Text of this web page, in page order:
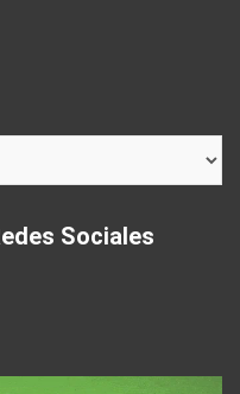
Sociales